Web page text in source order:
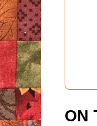
ON